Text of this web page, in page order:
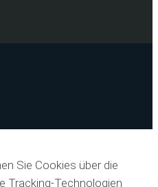
Sie Cookies über die
Tracking-Technologien